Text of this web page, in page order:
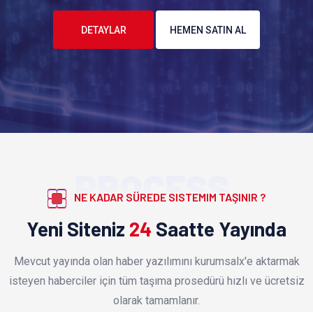
DETAYLAR HEMEN SATIN AL
PROCESS
NE KADAR SÜREDE SISTEMIM TAŞINIR ?
Yeni Siteniz 24 Saatte Yayında
Mevcut yayında olan haber yazılımını kurumsalx'e aktarmak
isteyen haberciler için tüm taşıma prosedürü hızlı ve ücretsiz
olarak tamamlanır.